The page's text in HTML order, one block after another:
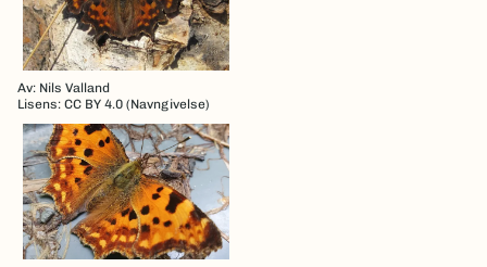
Av: Nils Valland
Lisens: CC BY 4.0 (Navngivelse)